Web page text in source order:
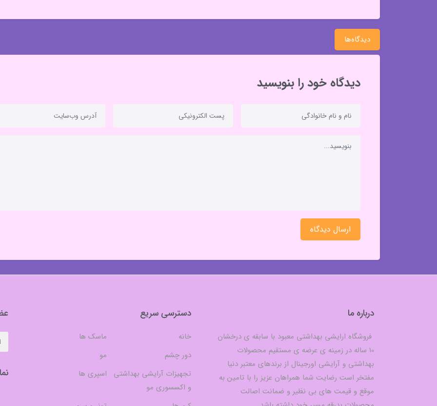
دیدگاه‌ها
دیدگاه خود را بنویسید
ارسال دیدگاه
درباره ما
فروشگاه ارایشی بهداشتی معبود با سابقه ی درخشان
10 ساله در زمینه ی عرضه ی مستقیم محصولات
بهداشتی و آرایشی اورجینال از برندهای معتبر دنیا
مفتخر است رضایت شما همراهان عزیز را با تامین به
موقع و قیمت های بی نظیر و ضمانت اصالت
دسترسی سریع
خانه
ماسک ها
دور چشم
مو
تجهیزات آرایشی بهداشتی
و اکسسوری مو
اسپری ها